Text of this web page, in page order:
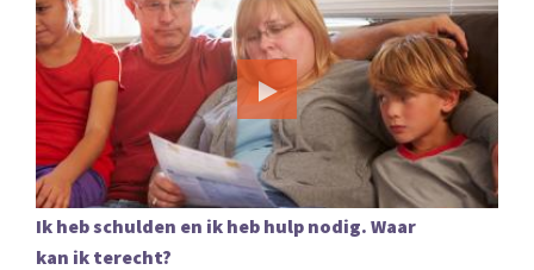
Ik heb schulden en ik heb hulp nodig. Waar
kan ik terecht?